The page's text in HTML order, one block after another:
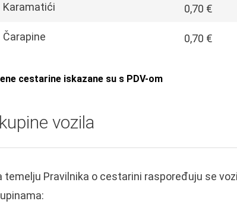
Karamatići 0,70 €
Čarapine 0,70 €
cestarine iskazane su s PDV-om
vozila
temelju Pravilnika o cestarini raspoređuju se